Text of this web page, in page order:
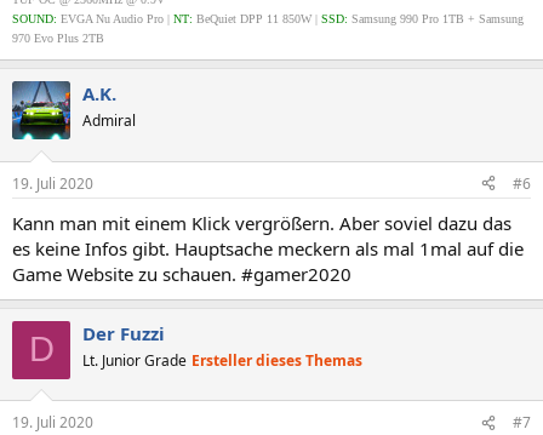
SOUND: EVGA Nu Audio Pro | NT: BeQuiet DPP 11 850W | SSD: Samsung 990 Pro 1TB + Samsung
970 Evo Plus 2TB
A.K.
Admiral
19. Juli 2020 #6
Kann man mit einem Klick vergrößern. Aber soviel dazu das
es keine Infos gibt. Hauptsache meckern als mal 1mal auf die
Game Website zu schauen. #gamer2020
D Der Fuzzi
Lt. Junior Grade Ersteller dieses Themas
19. Juli 2020 #7